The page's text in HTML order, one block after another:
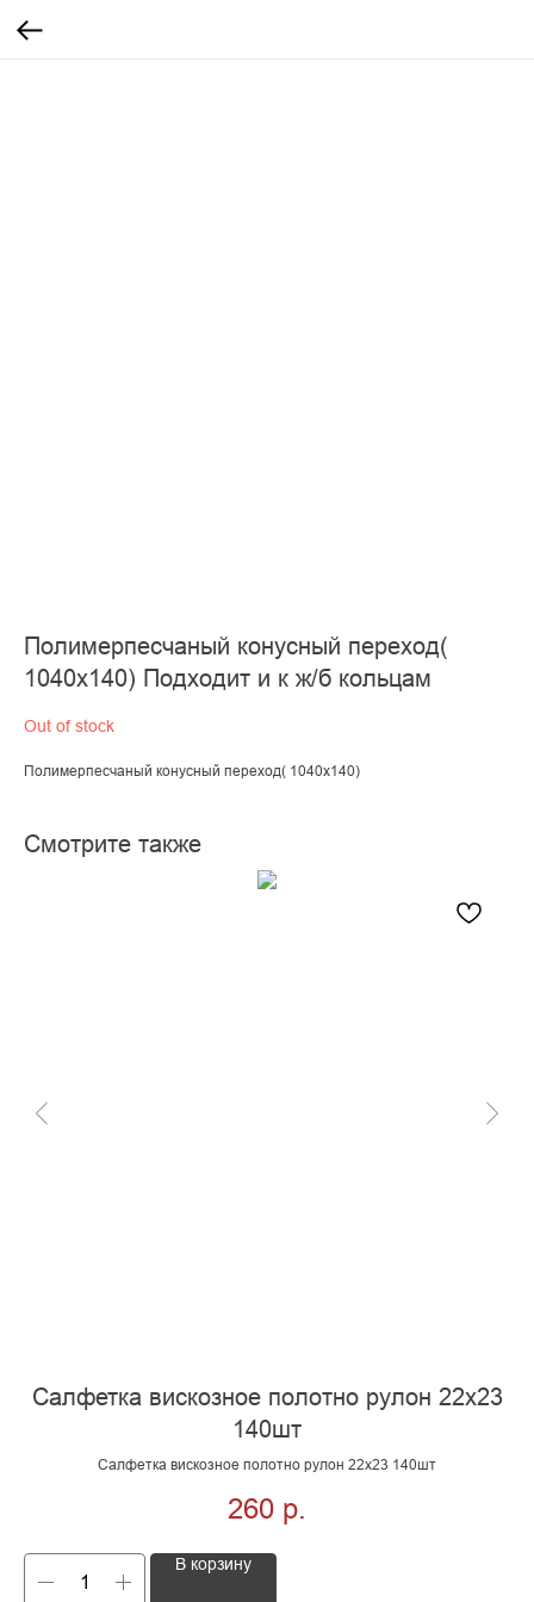
Полимерпесчаный конусный переход(
1040х140) Подходит и к ж/б кольцам
Out of stock
Полимерпесчаный конусный переход( 1040х140)
Смотрите также
Салфетка вискозное полотно рулон 22х23
140шт
Салфетка вискозное полотно рулон 22х23 140шт
260 р.
В корзину